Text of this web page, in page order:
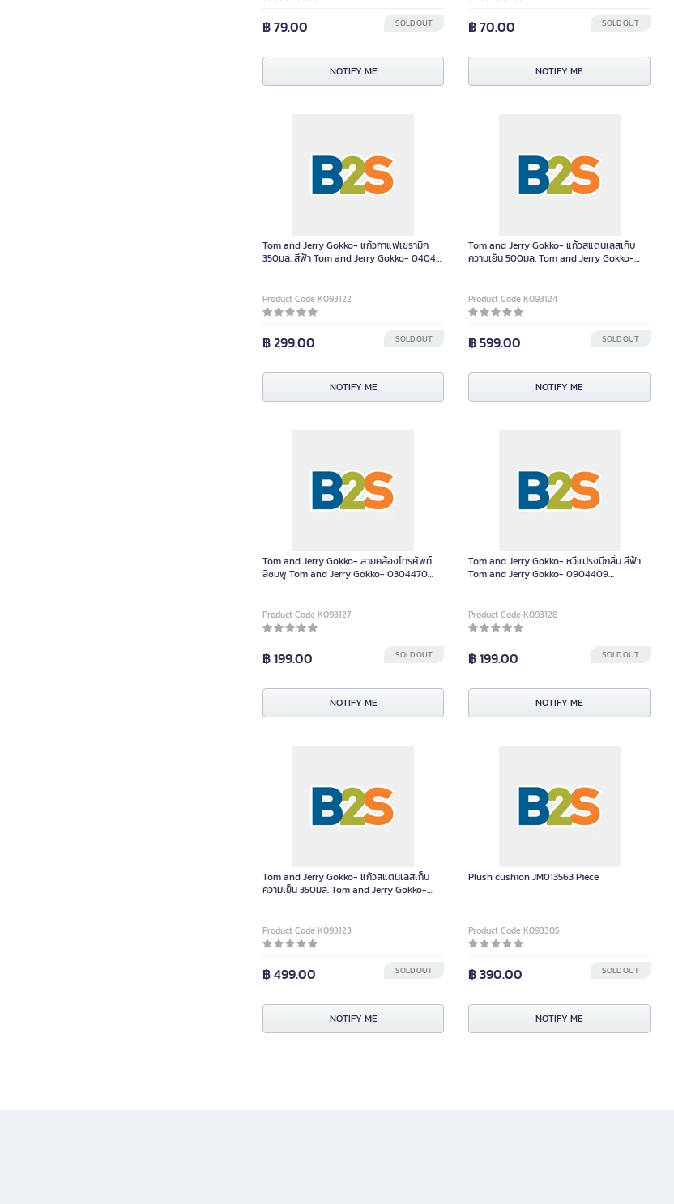
฿ 79.00 SOLD OUT
NOTIFY ME
฿ 70.00 SOLD OUT
NOTIFY ME
Tom and Jerry Gokko- แก้วกาแฟเซรามิก
350มล. สีฟ้า Tom and Jerry Gokko- 04044
Product Code K093122
฿ 299.00 SOLD OUT
NOTIFY ME
Tom and Jerry Gokko- แก้วสแตนเลสเก็บ
ความเย็น 500มล. Tom and Jerry Gokko-
Product Code K093124
฿ 599.00 SOLD OUT
NOTIFY ME
Tom and Jerry Gokko- สายคล้องโทรศัพท์
สีชมพู Tom and Jerry Gokko- 0304470
Product Code K093127
฿ 199.00 SOLD OUT
NOTIFY ME
Tom and Jerry Gokko- หวีแปรงมีกลิ่น สีฟ้า
Tom and Jerry Gokko- 0904409
Product Code K093128
฿ 199.00 SOLD OUT
NOTIFY ME
Tom and Jerry Gokko- แก้วสแตนเลสเก็บ
ความเย็น 350มล. Tom and Jerry Gokko-
Product Code K093123
฿ 499.00 SOLD OUT
NOTIFY ME
Plush cushion JM013563 Piece
Product Code K093305
฿ 390.00 SOLD OUT
NOTIFY ME